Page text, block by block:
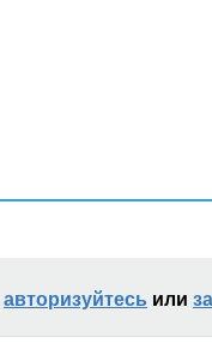
авторизуйтесь или